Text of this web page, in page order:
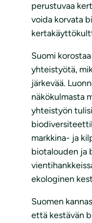
perustuvaa
voida korvata
Suomi
yhteistyötä,
järkevää.
näkökulmasta
yhteistyön
markkina- ja
biotalouden ja
ekologinen
Suomen
että kestävän